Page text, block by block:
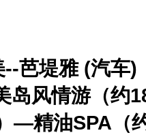
芭堤雅 (汽车)
岛风情游（约
―精油SPA（